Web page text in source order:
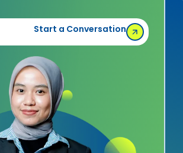
Start a Conversation